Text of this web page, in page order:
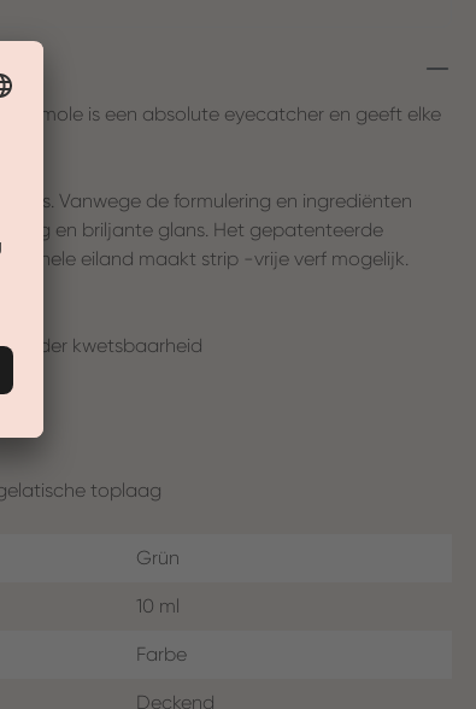
is een absolute eyecatcher en geeft elke
Vanwege de formulering en ingrediënten
en briljante glans. Het gepatenteerde
eiland maakt strip -vrije verf mogelijk.
minder kwetsbaarheid
toplaag
Grün
10 ml
Farbe
Deckend